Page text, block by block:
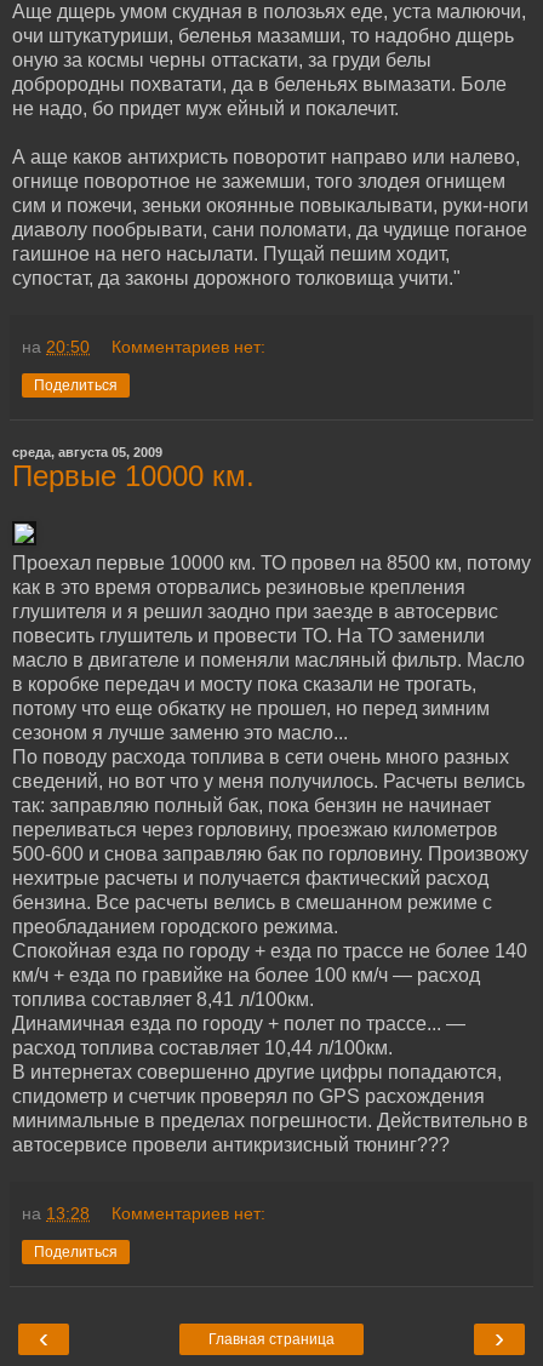
Аще дщерь умом скудная в полозьях еде, уста малюючи,
очи штукатуриши, беленья мазамши, то надобно дщерь
оную за космы черны оттаскати, за груди белы
доброродны похватати, да в беленьях вымазати. Боле
не надо, бо придет муж ейный и покалечит.
А аще каков антихристь поворотит направо или налево,
огнище поворотное не зажемши, того злодея огнищем
сим и пожечи, зеньки окоянные повыкалывати, руки-ноги
диаволу пообрывати, сани поломати, да чудище поганое
гаишное на него насылати. Пущай пешим ходит,
супостат, да законы дорожного толковища учити."
на 20:50 Комментариев нет:
Поделиться
среда, августа 05, 2009
Первые 10000 км.
Проехал первые 10000 км. ТО провел на 8500 км, потому
как в это время оторвались резиновые крепления
глушителя и я решил заодно при заезде в автосервис
повесить глушитель и провести ТО. На ТО заменили
масло в двигателе и поменяли масляный фильтр. Масло
в коробке передач и мосту пока сказали не трогать,
потому что еще обкатку не прошел, но перед зимним
сезоном я лучше заменю это масло...
По поводу расхода топлива в сети очень много разных
сведений, но вот что у меня получилось. Расчеты велись
так: заправляю полный бак, пока бензин не начинает
переливаться через горловину, проезжаю километров
500-600 и снова заправляю бак по горловину. Произвожу
нехитрые расчеты и получается фактический расход
бензина. Все расчеты велись в смешанном режиме с
преобладанием городского режима.
Спокойная езда по городу + езда по трассе не более 140
км/ч + езда по гравийке на более 100 км/ч — расход
топлива составляет 8,41 л/100км.
Динамичная езда по городу + полет по трассе... —
расход топлива составляет 10,44 л/100км.
В интернетах совершенно другие цифры попадаются,
спидометр и счетчик проверял по GPS расхождения
минимальные в пределах погрешности. Действительно в
автосервисе провели антикризисный тюнинг???
на 13:28 Комментариев нет:
Поделиться
‹ ›
Главная страница